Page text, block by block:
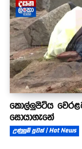
කොල්ලුපිටිය
සොයාගැනේ
උණුසුම් පුවත් | Hot News